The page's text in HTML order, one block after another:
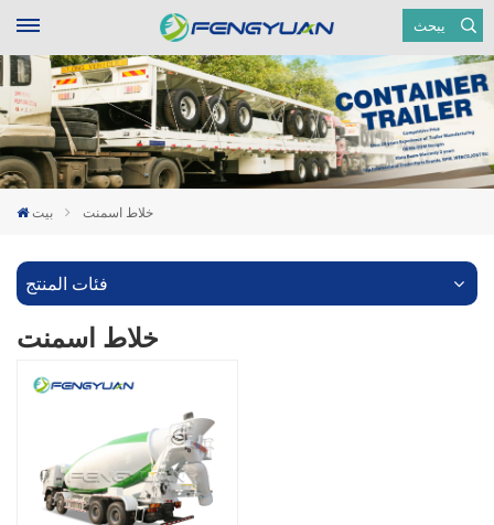
يبحث
بيت خلاط اسمنت
فئات المنتج
خلاط اسمنت